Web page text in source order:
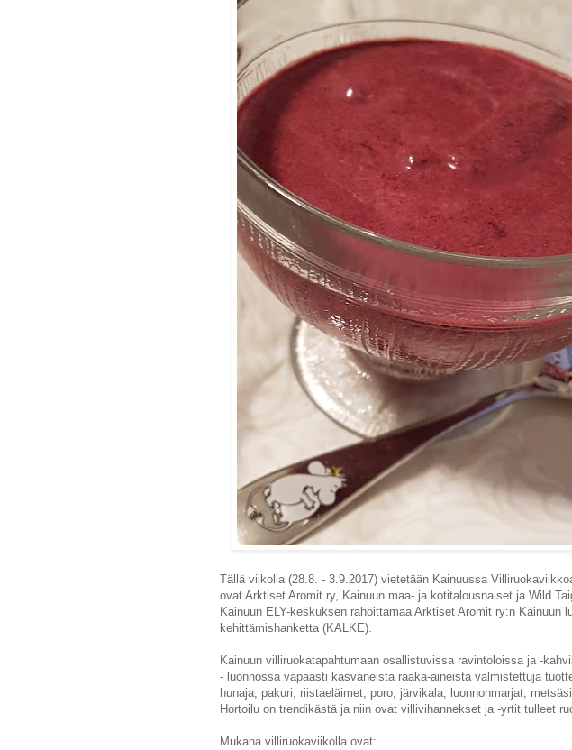
Tällä viikolla (28.8. - 3.9.2017) vietetään Kainuussa
ovat Arktiset Aromit ry, Kainuun maa- ja kotitalousnaiset ja Wild
Kainuun ELY-keskuksen rahoittamaa Arktiset Aromit ry:n Kainuun
kehittämishanketta (KALKE).
Kainuun villiruokatapahtumaan osallistuvissa ravintoloissa ja -
- luonnossa vapaasti kasvaneista raaka-aineista valmistettuja
hunaja, pakuri, riistaeläimet, poro, järvikala, luonnonmarjat,
Hortoilu on trendikästä ja niin ovat villivihannekset ja -yrtit tulleet
Mukana villiruokaviikolla ovat: